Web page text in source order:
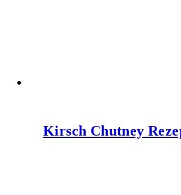
Kirsch Chutney